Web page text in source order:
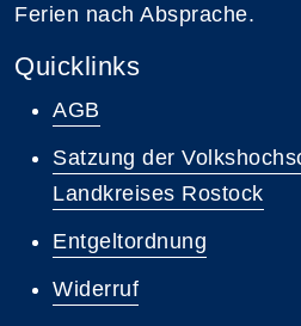
Ferien nach Absprache.
Quicklinks
AGB
Satzung der
Landkreises Rostock
Entgeltordnung
Widerruf